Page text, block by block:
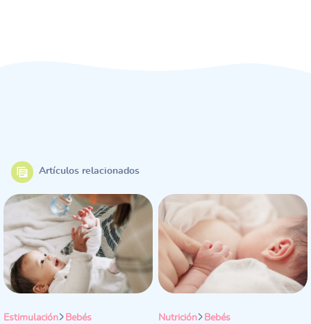
Artículos relacionados
Estimulación Bebés Nutrición Bebés